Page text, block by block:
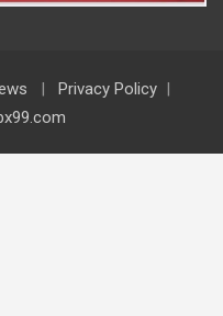
Privacy Policy